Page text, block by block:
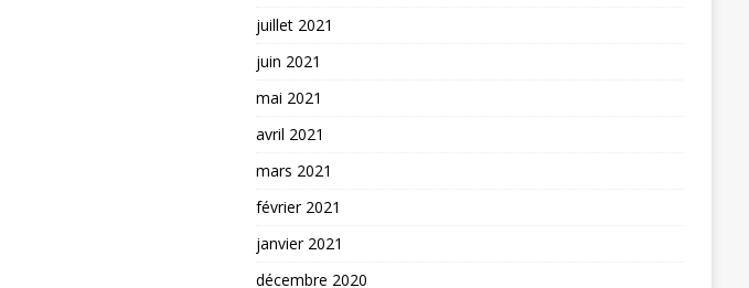
juillet 2021
juin 2021
mai 2021
avril 2021
mars 2021
février 2021
janvier 2021
décembre 2020